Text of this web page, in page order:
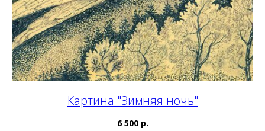
Картина "Зимняя ночь"
6 500 р.